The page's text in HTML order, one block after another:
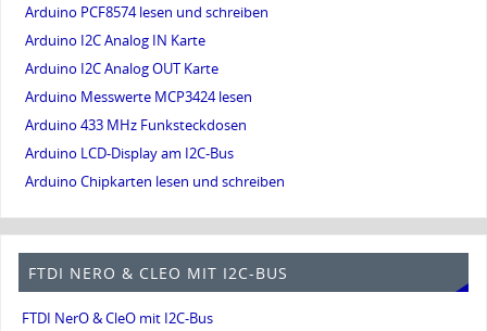
Arduino PCF8574 lesen und schreiben
Arduino I2C Analog IN Karte
Arduino I2C Analog OUT Karte
Arduino Messwerte MCP3424 lesen
Arduino 433 MHz Funksteckdosen
Arduino LCD-Display am I2C-Bus
Arduino Chipkarten lesen und schreiben
FTDI NERO & CLEO MIT I2C-BUS
FTDI NerO & CleO mit I2C-Bus